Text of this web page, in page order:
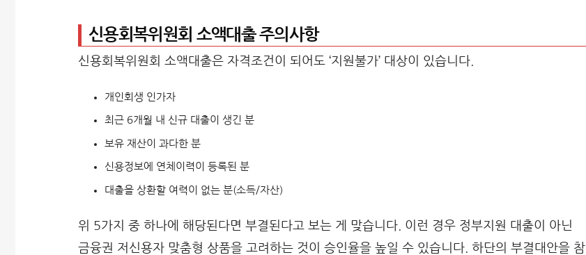
신용회복위원회 소액대출 주의사항
신용회복위원회 소액대출은 자격조건이 되어도 ‘지원불가’ 대상이 있습니다.
개인회생 인가자
최근 6개월 내 신규 대출이 생긴 분
보유 재산이 과다한 분
신용정보에 연체이력이 등록된 분
대출을 상환할 여력이 없는 분(소득/자산)
위 5가지 중 하나에 해당된다면 부결된다고 보는 게 맞습니다. 이런 경우 정부지원 대출이 아닌
금융권 저신용자 맞춤형 상품을 고려하는 것이 승인율을 높일 수 있습니다. 하단의 부결대안을 참